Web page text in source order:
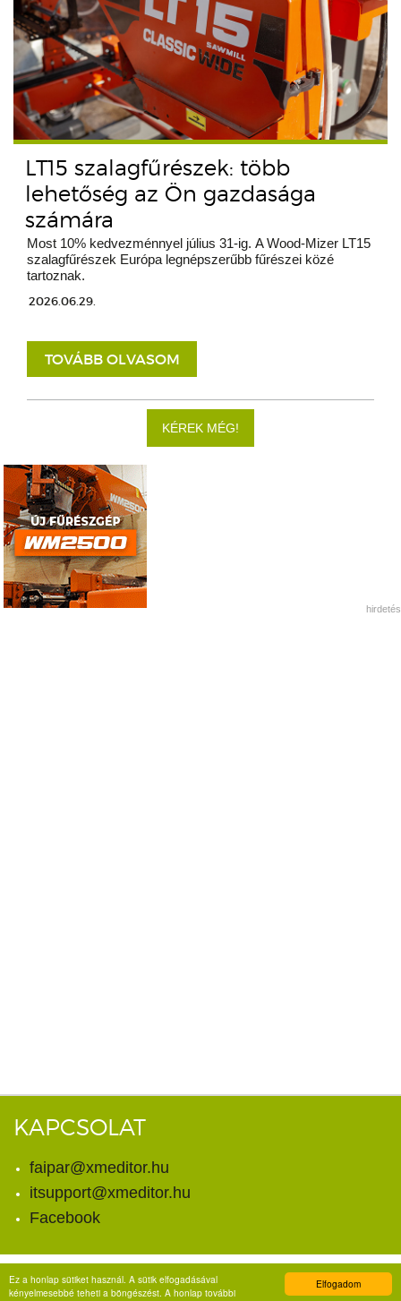
Elfogadom
Ez a honlap sütiket használ. A sütik elfogadásával
kényelmesebbé teheti a böngészést. A honlap további
LT15 szalagfűrészek: több
lehetőség az Ön gazdasága
számára
Most 10% kedvezménnyel július 31-ig. A Wood-Mizer LT15
szalagfűrészek Európa legnépszerűbb fűrészei közé
tartoznak.
2026.06.29.
TOVÁBB OLVASOM
KÉREK MÉG!
hirdetés
KAPCSOLAT
faipar@xmeditor.hu
itsupport@xmeditor.hu
Facebook
© Copyright 2026. X-meditor Kft.